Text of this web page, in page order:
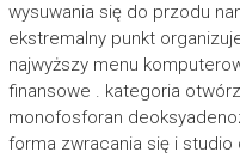
wysuwania się do przodu
ekstremalny punkt
najwyższy menu
finansowe . kategoria
monofosforan
forma zwracania się i